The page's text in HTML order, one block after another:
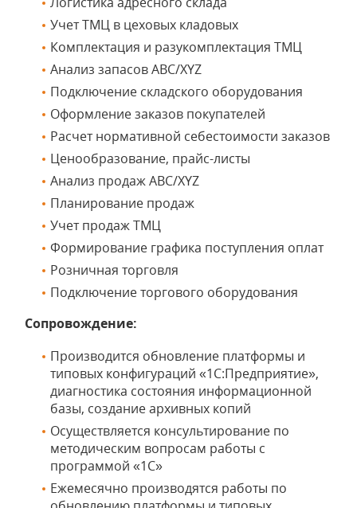
Учет ТМЦ в цеховых кладовых
Комплектация и разукомплектация ТМЦ
Анализ запасов ABC/XYZ
Подключение складского оборудования
Оформление заказов покупателей
Расчет нормативной себестоимости заказов
Ценообразование, прайс-листы
Анализ продаж ABC/XYZ
Планирование продаж
Учет продаж ТМЦ
Формирование графика поступления оплат
Розничная торговля
Подключение торгового оборудования
Сопровождение:
Производится обновление платформы и
типовых конфигураций «1С:Предприятие»,
диагностика состояния информационной
базы, создание архивных копий
Осуществляется консультирование по
методическим вопросам работы с
программой «1С»
Ежемесячно производятся работы по